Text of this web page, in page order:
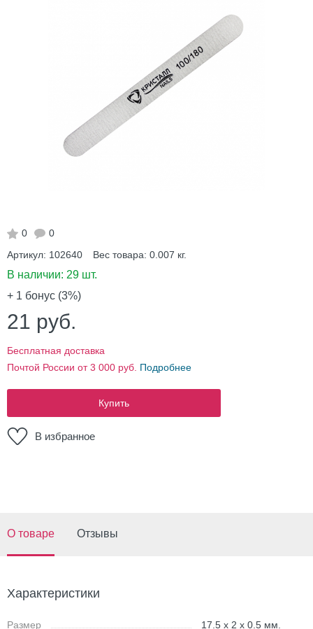
0
0
Артикул: 102640 Вес товара: 0.007 кг.
В наличии: 29 шт.
+ 1 бонус (3%)
21 руб.
Бесплатная доставка
Почтой России от 3 000 руб. Подробнее
Купить
В избранное
О товаре Отзывы
Характеристики
Размер 17.5 x 2 x 0.5 мм.